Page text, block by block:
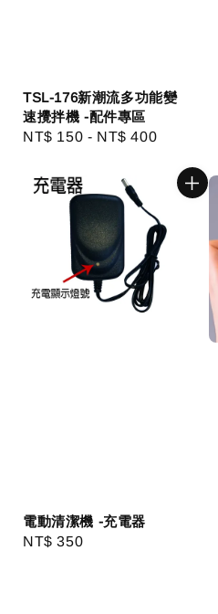
TSL-176新潮流多功能變
速攪拌機 -配件專區
Regular
NT$ 150 - NT$ 400
電動清潔機 -充電器
Regular
NT$ 350